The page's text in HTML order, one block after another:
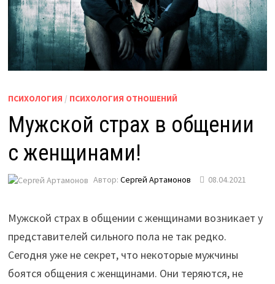
ПСИХОЛОГИЯ / ПСИХОЛОГИЯ ОТНОШЕНИЙ
Мужской страх в общении
с женщинами!
Автор: Сергей Артамонов 08.04.2021
Мужской страх в общении с женщинами возникает у
представителей сильного пола не так редко.
Сегодня уже не секрет, что некоторые мужчины
боятся общения с женщинами. Они теряются, не